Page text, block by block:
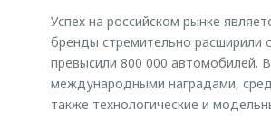
Успех на российском рынке
бренды стремительно расширили
превысили 800 000 автомобилей.
международными наградами,
также технологические и